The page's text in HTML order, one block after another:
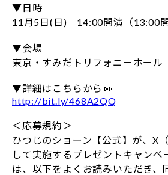
▼日時
11月5日(日) 14:00開演（13:00開
▼会場
東京・すみだトリフォニーホール
▼詳細はこちらから👀
http://bit.ly/468A2QQ
＜応募規約＞
ひつじのショーン【公式】が、X
して実施するプレゼントキャンペ
は、以下をよくお読みいただき、